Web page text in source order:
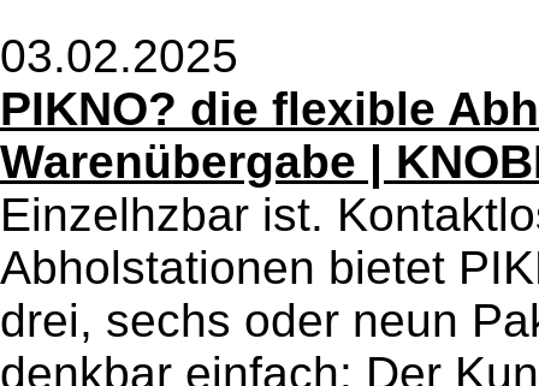
03.02.2025
PIKNO? die flexible
Warenübergabe |
Einzelhzbar ist.
Abholstationen bietet
drei, sechs oder neun
denkbar einfach: Der